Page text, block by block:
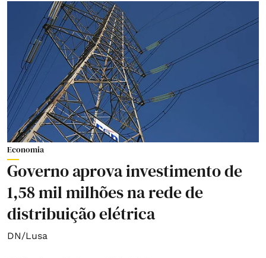
Economia
Governo aprova investimento de
1,58 mil milhões na rede de
distribuição elétrica
DN/Lusa